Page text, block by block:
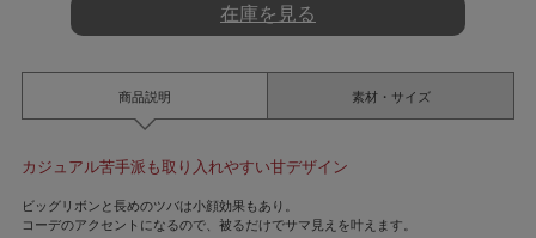
在庫を見る
商品説明
カジュアル苦手派も取り入れやすい甘デザイン
ビッグリボンと長めのツバは小顔効果もあり。
コーデのアクセントになるので、被るだけでサマ見えを叶えます。
素材・サイズ